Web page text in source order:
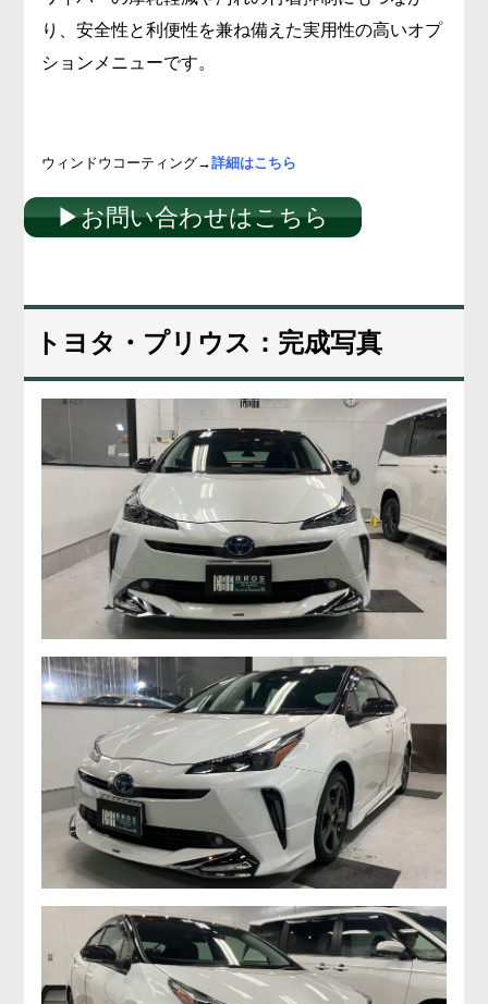
り、安全性と利便性を兼ね備えた実用性の高いオプ
ションメニューです。
ウィンドウコーティング→詳細はこちら
▶︎お問い合わせはこちら
トヨタ・プリウス：完成写真